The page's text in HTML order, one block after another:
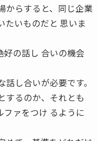
からすると、同じ企業
たいものだと 思いま
の話し 合いの機会
し合いが必要です。
するのか、それとも
ァをつけ るように